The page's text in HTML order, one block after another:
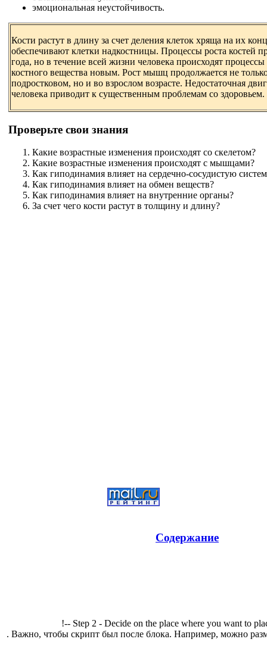
эмоциональная неустойчивость.
Кости растут в длину за счет деления клеток хряща на их
обеспечивают клетки надкостницы. Процессы роста костей
года, но в течение всей жизни человека происходят
костного вещества новым. Рост мышц продолжается не
подростковом, но и во взрослом возрасте. Недостаточная
человека приводит к существенным проблемам со здоровьем.
Проверьте свои знания
Какие возрастные изменения происходят со скелетом?
Какие возрастные изменения происходят с мышцами?
Как гиподинамия влияет на сердечно-сосудистую
Как гиподинамия влияет на обмен веществ?
Как гиподинамия влияет на внутренние органы?
За счет чего кости растут в толщину и длину?
Содержание
!-- Step 2 - Decide on the place where you want to
. Важно, чтобы скрипт был после блока. Например, можно